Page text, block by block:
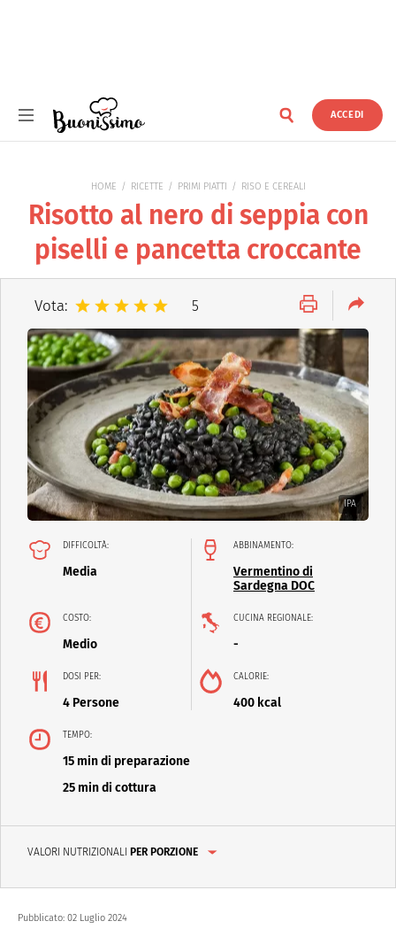
ACCEDI
HOME RICETTE PRIMI PIATTI RISO E CEREALI
Risotto al nero di seppia con
piselli e pancetta croccante
Vota: 5
IPA
DIFFICOLTÀ:
Media
ABBINAMENTO:
Vermentino di
Sardegna DOC
COSTO:
Medio
CUCINA REGIONALE:
-
DOSI PER:
4 Persone
CALORIE:
400 kcal
TEMPO:
15 min di preparazione
25 min di cottura
VALORI NUTRIZIONALI PER PORZIONE
Pubblicato: 02 Luglio 2024